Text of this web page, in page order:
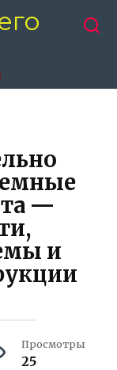
—
и
Просмотры
25